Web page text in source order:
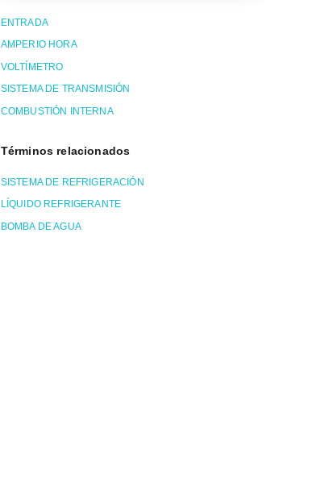
ENTRADA
AMPERIO HORA
VOLTÍMETRO
SISTEMA DE TRANSMISIÓN
COMBUSTIÓN INTERNA
Términos relacionados
SISTEMA DE REFRIGERACIÓN
LÍQUIDO REFRIGERANTE
BOMBA DE AGUA